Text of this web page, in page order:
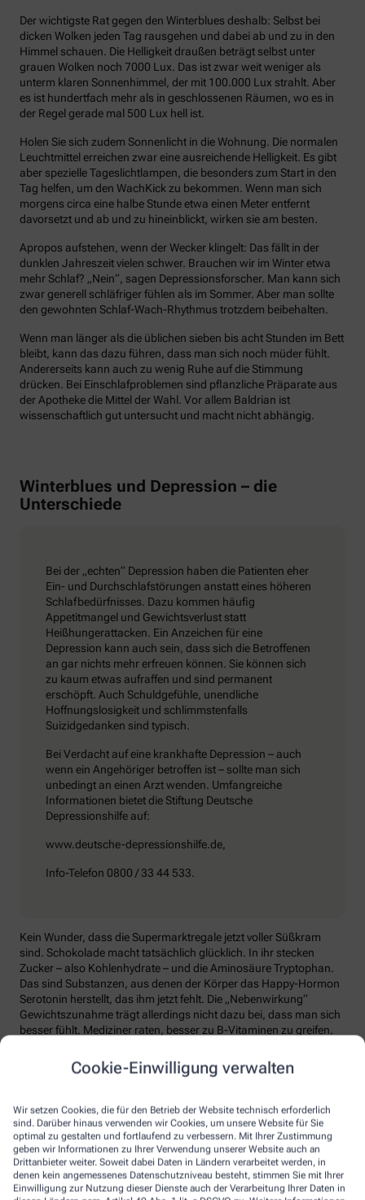
Cookie-Einwilligung verwalten
Wir setzen Cookies, die für den Betrieb der Website technisch erforderlich
sind. Darüber hinaus verwenden wir Cookies, um unsere Website für Sie
optimal zu gestalten und fortlaufend zu verbessern. Mit Ihrer Zustimmung
geben wir Informationen zu Ihrer Verwendung unserer Website auch an
Drittanbieter weiter. Soweit dabei Daten in Ländern verarbeitet werden, in
denen kein angemessenes Datenschutzniveau besteht, stimmen Sie mit Ihrer
Einwilligung zur Nutzung dieser Dienste auch der Verarbeitung Ihrer Daten in
Der wichtigste Rat gegen den Winterblues deshalb: Selbst bei
dicken Wolken jeden Tag rausgehen und dabei ab und zu in den
Himmel schauen. Die Helligkeit draußen beträgt selbst unter
grauen Wolken noch 7000 Lux. Das ist zwar weit weniger als
unterm klaren Sonnenhimmel, der mit 100.000 Lux strahlt. Aber
es ist hundertfach mehr als in geschlossenen Räumen, wo es in
der Regel gerade mal 500 Lux hell ist.
Holen Sie sich zudem Sonnenlicht in die Wohnung. Die normalen
Leuchtmittel erreichen zwar eine ausreichende Helligkeit. Es gibt
aber spezielle Tageslichtlampen, die besonders zum Start in den
Tag helfen, um den WachKick zu bekommen. Wenn man sich
morgens circa eine halbe Stunde etwa einen Meter entfernt
davorsetzt und ab und zu hineinblickt, wirken sie am besten.
Apropos aufstehen, wenn der Wecker klingelt: Das fällt in der
dunklen Jahreszeit vielen schwer. Brauchen wir im Winter etwa
mehr Schlaf? „Nein“, sagen Depressionsforscher. Man kann sich
zwar generell schläfriger fühlen als im Sommer. Aber man sollte
den gewohnten Schlaf-Wach-Rhythmus trotzdem beibehalten.
Wenn man länger als die üblichen sieben bis acht Stunden im Bett
bleibt, kann das dazu führen, dass man sich noch müder fühlt.
Andererseits kann auch zu wenig Ruhe auf die Stimmung
drücken. Bei Einschlafproblemen sind pflanzliche Präparate aus
der Apotheke die Mittel der Wahl. Vor allem Baldrian ist
wissenschaftlich gut untersucht und macht nicht abhängig.
Winterblues und Depression – die
Unterschiede
Bei der „echten“ Depression haben die Patienten eher
Ein- und Durchschlafstörungen anstatt eines höheren
Schlafbedürfnisses. Dazu kommen häufig
Appetitmangel und Gewichtsverlust statt
Heißhungerattacken. Ein Anzeichen für eine
Depression kann auch sein, dass sich die Betroffenen
an gar nichts mehr erfreuen können. Sie können sich
zu kaum etwas aufraffen und sind permanent
erschöpft. Auch Schuldgefühle, unendliche
Hoffnungslosigkeit und schlimmstenfalls
Suizidgedanken sind typisch.
Bei Verdacht auf eine krankhafte Depression – auch
wenn ein Angehöriger betroffen ist – sollte man sich
unbedingt an einen Arzt wenden. Umfangreiche
Informationen bietet die Stiftung Deutsche
Depressionshilfe auf:
www.deutsche-depressionshilfe.de,
Info-Telefon 0800 / 33 44 533.
Kein Wunder, dass die Supermarktregale jetzt voller Süßkram
sind. Schokolade macht tatsächlich glücklich. In ihr stecken
Zucker – also Kohlenhydrate – und die Aminosäure Tryptophan.
Das sind Substanzen, aus denen der Körper das Happy-Hormon
Serotonin herstellt, das ihm jetzt fehlt. Die „Nebenwirkung“
Gewichtszunahme trägt allerdings nicht dazu bei, dass man sich
besser fühlt. Mediziner raten, besser zu B-Vitaminen zu greifen.
Energiestoffwechsel und unterstützen die Stressverarbeitung.
zurückzuziehen. Im Gegenteil: Aktiv zu bleiben, mit Familie und
Freunden etwas zu unternehmen, viel frische Luft zu tanken und
sich zum Beispiel mit seinem Hobby intensiv zu beschäftigen, hebt
die Laune. Dabei hilft, sich jeden Sonntag zu notieren, was man in
der kommenden Woche Schönes machen will.
Sommer-Feeling lässt sich auch zurückholen: mit anderen in